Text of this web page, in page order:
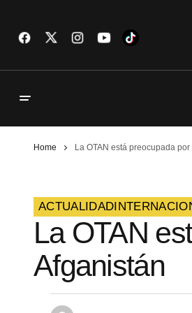
Home La OTAN está preocupada
ACTUALIDAD
La OTAN
Afganistán